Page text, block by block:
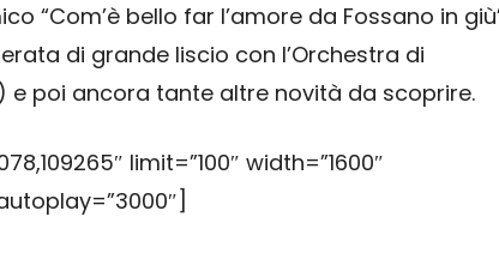
“Com’è bello far l’amore da Fossano in
di grande liscio con l’Orchestra di
e poi ancora tante altre novità da scoprire.
limit=”100″ width=”1600″